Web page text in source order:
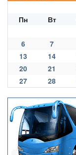
Пн
Вт
6
7
13
14
20
21
27
28